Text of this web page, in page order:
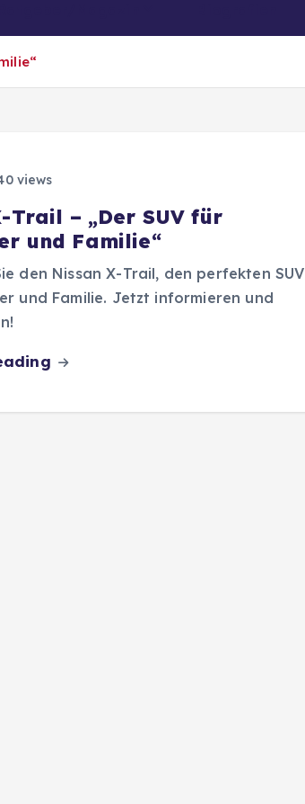
views
Trail – „Der SUV für
und Familie“
den Nissan X-Trail, den perfekten SUV
und Familie. Jetzt informieren und